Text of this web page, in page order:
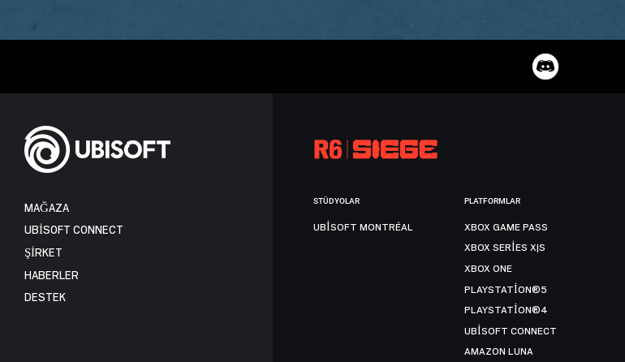
MAĞAZA
UBISOFT CONNECT
ŞİRKET
HABERLER
DESTEK
STÜDYOLAR
UBISOFT MONTRÉAL
PLATFORMLAR
XBOX GAME PASS
XBOX SERIES X|S
XBOX ONE
PLAYSTATION®5
PLAYSTATION®4
UBISOFT CONNECT
AMAZON LUNA